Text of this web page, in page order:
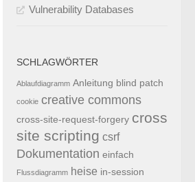
Vulnerability Databases
SCHLAGWÖRTER
Ablaufdiagramm Anleitung blind patch
cookie creative commons
cross-site-request-forgery cross
site scripting csrf
Dokumentation einfach
Flussdiagramm heise in-session